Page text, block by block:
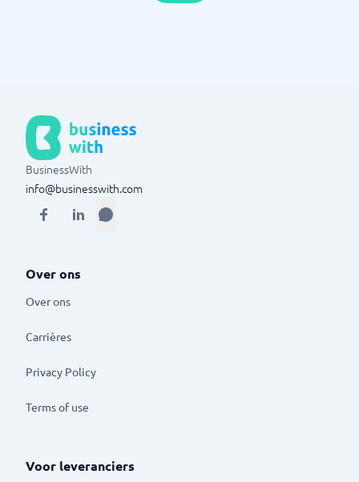
BusinessWith
info@businesswith.com
Over ons
Over ons
Carrières
Privacy Policy
Terms of use
Voor leveranciers